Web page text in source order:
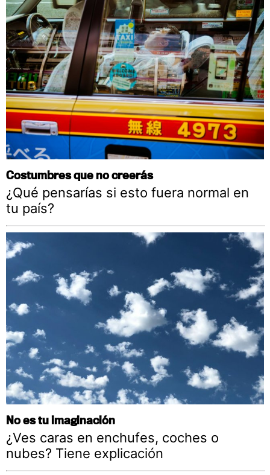
Costumbres que no creerás
¿Qué pensarías si esto fuera normal en
tu país?
No es tu imaginación
¿Ves caras en enchufes, coches o
nubes? Tiene explicación